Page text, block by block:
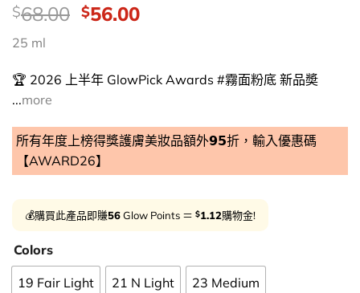
價
錢：
$68.00 Original
$68.00.
$56.00Current
$56.00.
25 ml
🏆 2026 上半年 GlowPick Awards #霧面粉底 新品奬
...more
所有年度上榜得獎護膚美妝品額外𝟵𝟱折，輸入優惠碼
【AWARD26】
💰購買此產品即賺56Glow Points ＝ $1.12購物金!
Colors
19 Fair Light 21 N Light 23 Medium